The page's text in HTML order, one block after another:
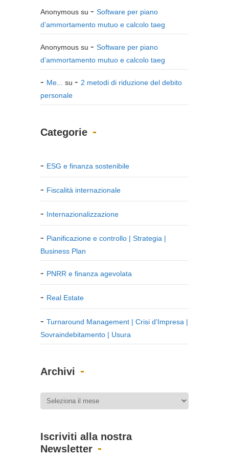
Anonymous su
Software per piano
d’ammortamento mutuo e calcolo taeg
Anonymous su
Software per piano
d’ammortamento mutuo e calcolo taeg
Me... su
2 metodi di riduzione del debito
personale
Categorie
ESG e finanza sostenibile
Fiscalità internazionale
Internazionalizzazione
Pianificazione e controllo | Strategia |
Business Plan
PNRR e finanza agevolata
Real Estate
Turnaround Management | Crisi d'Impresa |
Sovraindebitamento | Usura
Archivi
Iscriviti alla nostra
Newsletter